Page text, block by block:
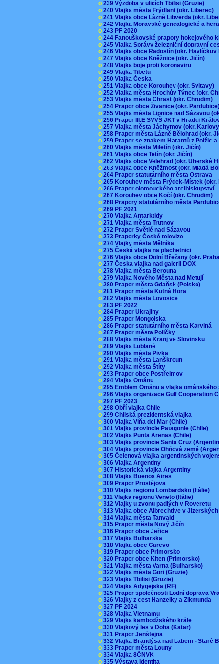
o 239 Výzdoba v ulicích Tbilisi (Gruzie)
o 240 Vlajka města Frýdlant (okr. Liberec)
o 241 Vlajka obce Lázně Libverda (okr.
o 242 Vlajka Moravské genealogické a
o 243 PF 2020
o 244 Fanouškovské prapory hokejového
o 245 Vlajka Správy železniční dopravní
o 246 Vlajka obce Radostín (okr.
o 247 Vlajka obce Kněžnice (okr. Jičín)
o 248 Vlajka boje proti koronaviru
o 249 Vlajka Tibetu
o 250 Vlajka Česka
o 251 Vlajka obce Korouhev (okr. Svitavy)
o 252 Vlajka města Hrochův Týnec (okr.
o 253 Vlajka města Chrast (okr. Chrudim)
o 254 Prapor obce Živanice (okr.
o 255 Vlajka města Lipnice nad Sázavou
o 256 Prapor III.E SVVŠ JKT v Hradci
o 257 Vlajka města Jáchymov (okr.
o 258 Prapor města Lázně Bělohrad (okr.
o 259 Prapor se znakem Harantů z Polžic
o 260 Vlajka města Miletín (okr. Jičín)
o 261 Vlajka obce Tetín (okr. Jičín)
o 262 Vlajka obce Velehrad (okr. Uherské
o 263 Vlajka obce Kněžmost (okr. Mladá
o 264 Prapor statutárního města Ostrava
o 265 Korouhev města Frýdek-Místek
o 266 Prapor olomouckého arcibiskupství
o 267 Korouhev obce Kočí (okr. Chrudim)
o 268 Prapory statutárního města
o 269 PF 2021
o 270 Vlajka Antarktidy
o 271 Vlajka města Trutnov
o 272 Prapor Světlé nad Sázavou
o 273 Praporky České televize
o 274 Vlajky města Mělníka
o 275 Česká vlajka na plachetnici
o 276 Vlajka obce Dolní Břežany (okr.
o 277 Česká vlajka nad galerií DOX
o 278 Vlajka města Berouna
o 279 Vlajka Nového Města nad Metují
o 280 Prapor města Gdaňsk (Polsko)
o 281 Prapor města Kutná Hora
o 282 Vlajka města Lovosice
o 283 PF 2022
o 284 Prapor Ukrajiny
o 285 Prapor Mongolska
o 286 Prapor statutárního města Karviná
o 287 Prapor města Poličky
o 288 Vlajka města Kranj ve Slovinsku
o 289 Vlajka Lublaně
o 290 Vlajka města Pivka
o 291 Vlajka města Lanškroun
o 292 Vlajka města Štíty
o 293 Prapor obce Postřelmov
o 294 Vlajka Ománu
o 295 Emblém Ománu a vlajka
o 296 Vlajka organizace Gulf Cooperation
o 297 PF 2023
o 298 Obří vlajka Chile
o 299 Chilská prezidentská vlajka
o 300 Vlajka Viňa del Mar (Chile)
o 301 Vlajka provincie Patagonie (Chile)
o 302 Vlajka Punta Arenas (Chile)
o 303 Vlajka provincie Santa Cruz
o 304 Vlajka provincie Ohňová země
o 305 Čelenová vlajka argentinských
o 306 Vlajka Argentiny
o 307 Historická vlajka Argentiny
o 308 Vlajka Buenos Aires
o 309 Prapor Prostějova
o 310 Vlajka regionu Lombardsko (Itálie)
o 311 Vlajka regionu Veneto (Itálie)
o 312 Vlajky u zvonu padlých v Roveretu
o 313 Vlajka obce Albrechtive v
o 314 Vlajka města Tanvald
o 315 Prapor města Nový Jičín
o 316 Prapor obce Jeřice
o 317 Vlajka Bulharska
o 318 Vlajka obce Carevo
o 319 Prapor obce Primorsko
o 320 Prapor obce Kiten (Primorsko)
o 321 Vlajka města Varna (Bulharsko)
o 322 Vlajka města Gori (Gruzie)
o 323 Vlajka Tbilisi (Gruzie)
o 324 Vlajka Adygejska (RF)
o 325 Prapor společnosti Lodní doprava
o 326 Vlajky z cest Hanzelky a Zikmunda
o 327 PF 2024
o 328 Vlajka Vietnamu
o 329 Vlajka kambodžského krále
o 330 Vlajkový les v Doha (Katar)
o 331 Prapor Jenštejna
o 332 Vlajka Brandýsa nad Labem - Staré
o 333 Prapor města Louny
o 334 Vlajka 8ČNVK
o 335 Výstava Identita